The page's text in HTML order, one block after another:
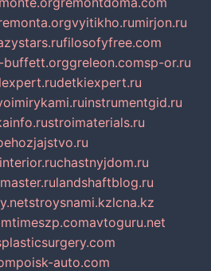
vyitikho.rumirjon.ru
filosofyfree.com
buffett.orggreleon.comsp-or.ru
detkiexpert.ru
instrumentgid.ru
stroimaterials.ru
chastnyjdom.ru
landshaftblog.ru
stroysnami.kzlcna.kz
timeszp.comavtoguru.net
poisk-auto.com